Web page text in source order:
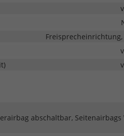
abschaltbar, Seitenairbags